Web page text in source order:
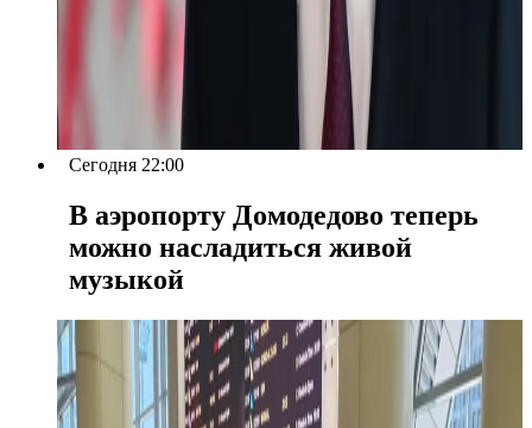
Сегодня 22:00
В аэропорту Домодедово теперь
можно насладиться живой
музыкой